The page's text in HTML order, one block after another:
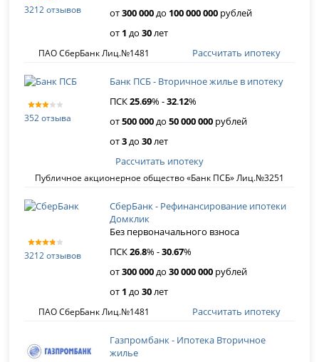
3212 отзывов
от300 000до 100 000 000 рублей
от 1 до30лет
ПАО СберБанк Лиц.№1481 Рассчитать ипотеку
352 отзыва
Банк ПСБ - Вторичное жилье в ипотеку
ПСК25.69% -32.12%
от500 000до50 000 000 рублей
от3до30лет
Публичное акционерное общество «Банк ПСБ» Лиц.№3251
Рассчитать ипотеку
3212 отзывов
СберБанк - Рефинансирование ипотеки
Домклик
Без первоначального взноса
ПСК26.8% -30.67%
от300 000до30 000 000 рублей
от 1 до30лет
ПАО СберБанк Лиц.№1481 Рассчитать ипотеку
Газпромбанк - Ипотека Вторичное
жилье